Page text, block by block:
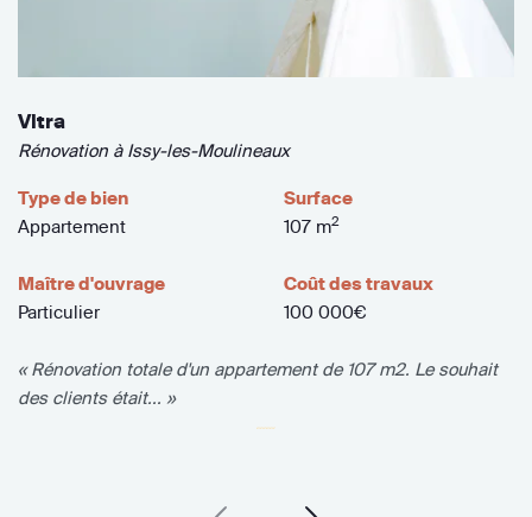
Vitra
Rénovation à Issy-les-Moulineaux
Type de bien
Appartement
Surface
107 m2
Maître d'ouvrage
Particulier
Coût des travaux
100 000€
« Rénovation totale d'un appartement de 107 m2. Le souhait
des clients était... »